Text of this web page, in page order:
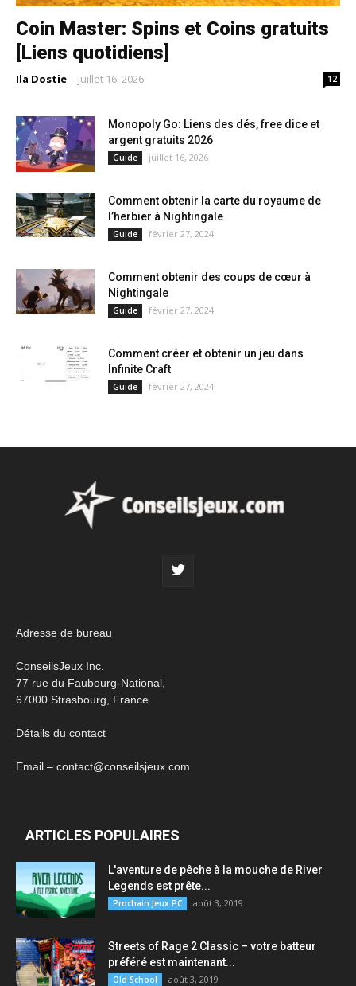
Coin Master: Spins et Coins gratuits
[Liens quotidiens]
Ila Dostie - juillet 16, 2026 12
Monopoly Go: Liens des dés, free dice et
argent gratuits 2026
Guide juillet 16, 2026
Comment obtenir la carte du royaume de
l’herbier à Nightingale
Guide février 27, 2024
Comment obtenir des coups de cœur à
Nightingale
Guide février 27, 2024
Comment créer et obtenir un jeu dans
Infinite Craft
Guide février 27, 2024
Adresse de bureau
ConseilsJeux Inc.
77 rue du Faubourg-National,
67000 Strasbourg, France
Détails du contact
Email – contact@conseilsjeux.com
ARTICLES POPULAIRES
L'aventure de pêche à la mouche de River
Legends est prête...
Prochain Jeux PC août 3, 2019
Streets of Rage 2 Classic – votre batteur
préféré est maintenant...
Old School août 3, 2019